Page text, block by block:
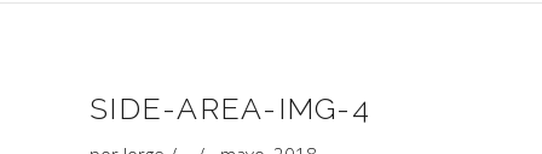
SIDE-AREA-IMG-4